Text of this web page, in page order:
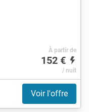
À partir de
152 €
/ nuit
Voir l'offre